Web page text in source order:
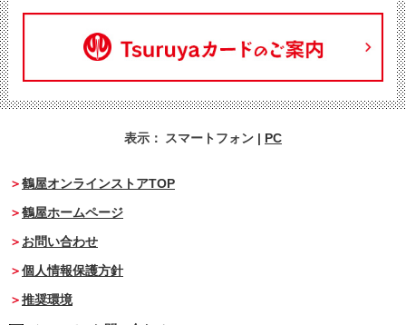
表示： スマートフォン | PC
鶴屋オンラインストアTOP
鶴屋ホームページ
お問い合わせ
個人情報保護方針
推奨環境